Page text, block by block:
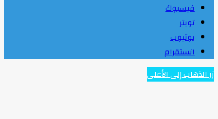
فيسبوك
تويتر
يوتيوب
انستقرام
زر الذهاب إلى الأعلى